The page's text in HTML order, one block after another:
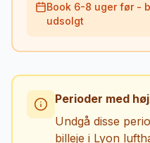
Book 6-8 uger før -
udsolgt
Perioder med
Undgå disse
billeje i Lyon